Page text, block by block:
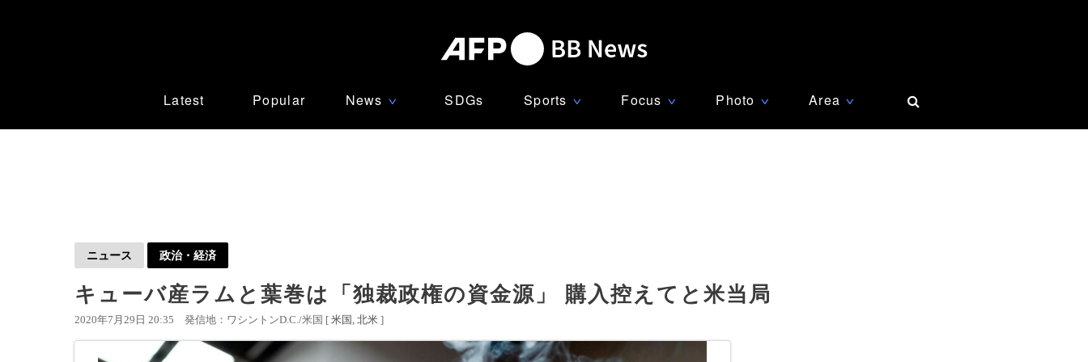
Latest Popular News ∨ SDGs Sports ∨ Focus ∨ Photo ∨ Area ∨
ニュース 政治・経済
キューバ産ラムと葉巻は「独裁政権の資金源」 購入控えてと米当局
2020年7月29日 20:35 発信地：ワシントンD.C./米国 [ 米国 北米 ]